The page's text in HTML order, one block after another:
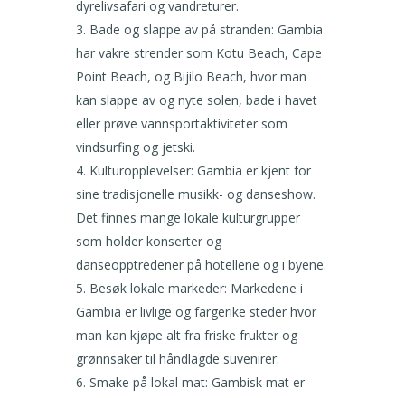
dyrelivsafari og vandreturer.
Bade og slappe av på stranden: Gambia
har vakre strender som Kotu Beach, Cape
Point Beach, og Bijilo Beach, hvor man
kan slappe av og nyte solen, bade i havet
eller prøve vannsportaktiviteter som
vindsurfing og jetski.
Kulturopplevelser: Gambia er kjent for
sine tradisjonelle musikk- og danseshow.
Det finnes mange lokale kulturgrupper
som holder konserter og
danseopptredener på hotellene og i byene.
Besøk lokale markeder: Markedene i
Gambia er livlige og fargerike steder hvor
man kan kjøpe alt fra friske frukter og
grønnsaker til håndlagde suvenirer.
Smake på lokal mat: Gambisk mat er